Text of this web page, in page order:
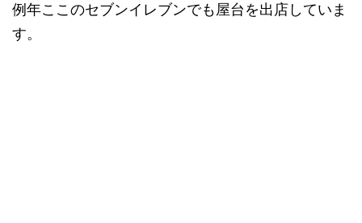
例年ここのセブンイレブンでも屋台を出店していま
す。